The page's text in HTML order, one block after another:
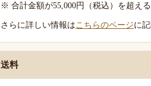
※ 合計金額が55,000円（税込）を超え
さらに詳しい情報は こちらのページに
送料